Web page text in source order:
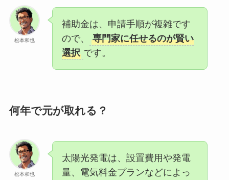
松本和也
補助金は、申請手順が複雑です
ので、
専門家に任せるのが賢い
選択 です。
何年で元が取れる？
松本和也
太陽光発電は、設置費用や発電
量、電気料金プランなどによっ